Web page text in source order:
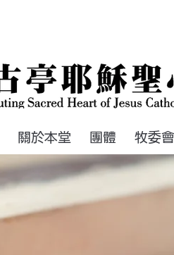
關於本堂 團體 牧委會